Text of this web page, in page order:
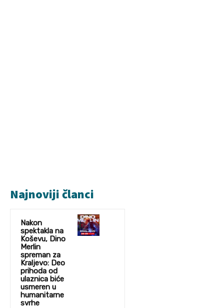
Najnoviji članci
Nakon
spektakla na
Koševu, Dino
Merlin
spreman za
Kraljevo: Deo
prihoda od
ulaznica biće
usmeren u
humanitarne
svrhe